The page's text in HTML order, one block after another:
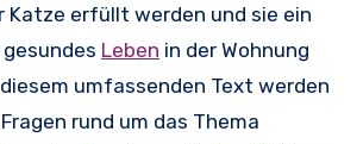
Katze erfüllt werden und sie ein
Leben in der Wohnung
umfassenden Text werden
rund um das Thema